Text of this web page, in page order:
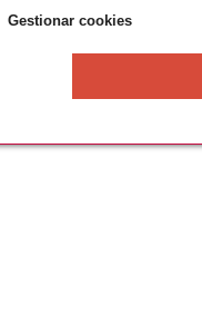
Gestionar cookies